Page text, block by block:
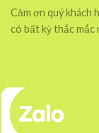
Cảm ơn quý khách
có bất kỳ thắc mắc